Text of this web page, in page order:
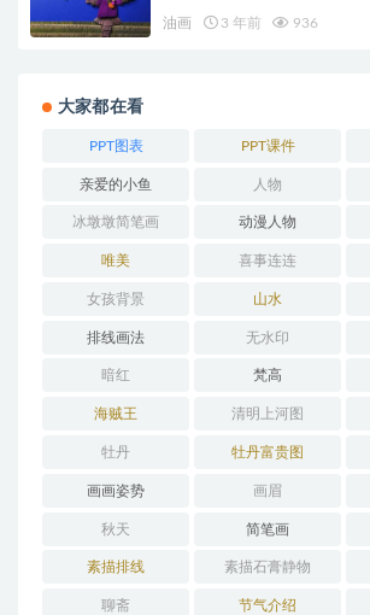
油画 3 年前 936
大家都在看
PPT图表 PPT课件
亲爱的小鱼 人物
冰墩墩简笔画 动漫人物
唯美 喜事连连
女孩背景 山水
排线画法 无水印
暗红 梵高
海贼王 清明上河图
牡丹 牡丹富贵图
画画姿势 画眉
秋天 简笔画
素描排线 素描石膏静物
聊斋 节气介绍